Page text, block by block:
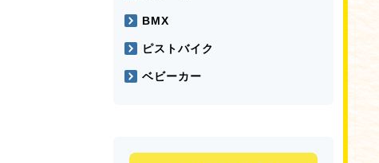
BMX
ピストバイク
ベビーカー